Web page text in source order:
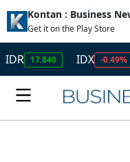
Kontan : Business
Get it on the Play Store
IDX -0.49%